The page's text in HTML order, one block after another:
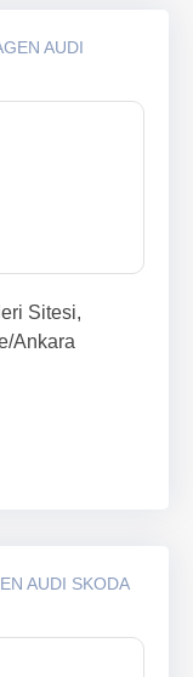
AUDI
Sitesi,
Ankara
AUDI SKODA